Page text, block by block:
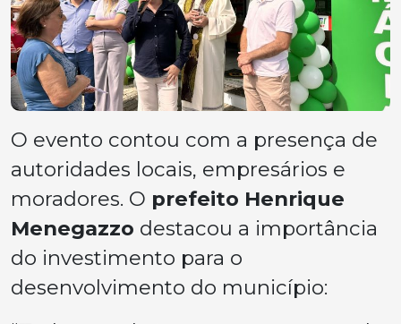
O evento contou com a presença de
autoridades locais, empresários e
moradores. O prefeito Henrique
Menegazzo destacou a importância
do investimento para o
desenvolvimento do município: